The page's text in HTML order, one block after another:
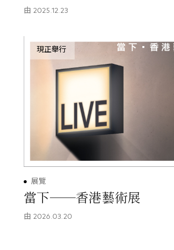
由 2025.12.23
現正舉行
展覽
當下──香港藝術展
由 2026.03.20